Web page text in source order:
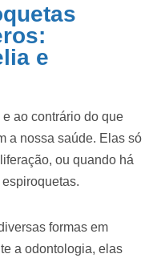
e
ao contrário do que
a nossa saúde. Elas só
ou quando há
formas em
a odontologia, elas